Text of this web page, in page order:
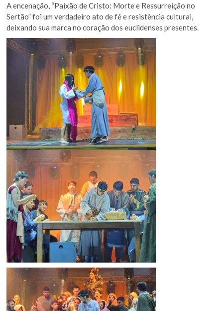
A encenação, “Paixão de Cristo: Morte e Ressurreição no
Sertão” foi um verdadeiro ato de fé e resistência cultural,
deixando sua marca no coração dos euclidenses presentes.